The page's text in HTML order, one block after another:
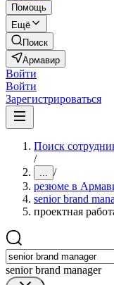
Помощь
Ещё
Поиск
Армавир
Войти
Войти
Зарегистрироваться
Поиск
/
... /
резюме в
senior brand
проектная
senior brand manager